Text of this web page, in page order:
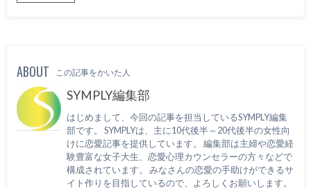
ABOUT この記事をかいた人
SYMPLY編集部
はじめまして、今回の記事を担当しているSYMPLY編集
部です。 SYMPLYは、主に10代後半～20代後半の女性向
けに恋愛記事を提供しています。 編集部は主婦や恋愛経
験豊富な女子大生、恋愛心理カウンセラーの方々などで
構成されています。 みなさんの恋愛の手助けができるサ
イト作りを目指しているので、よろしくお願いします。